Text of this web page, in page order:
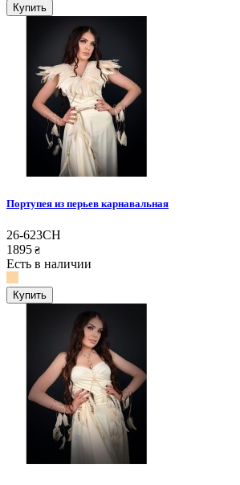
Купить
Портупея из перьев карнавальная
26-623CH
1895 ₴
Есть в наличии
Купить